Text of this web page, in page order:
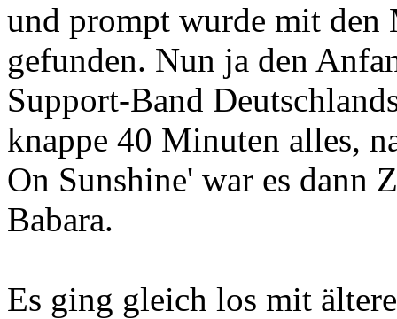
und prompt wurde mit den
gefunden. Nun ja den
Support-Band
knappe 40 Minuten alles,
On Sunshine' war es dann
Babara.
Es ging gleich los mit